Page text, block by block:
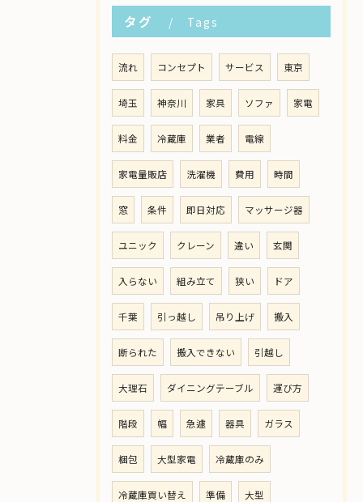
タグ Tags
流れ コンセプト サービス 東京
埼玉 神奈川 家具 ソファ 家電
料金 冷蔵庫 業者 電線
家電量販店 洗濯機 費用 時間
窓 条件 即日対応 マッサージ器
ユニック クレーン 違い 玄関
入らない 組み立て 狭い ドア
千葉 引っ越し 吊り上げ 搬入
断られた 搬入できない 引越し
大理石 ダイニングテーブル 運び方
階段 幅 急遽 器具 ガラス
梱包 大型家電 冷蔵庫のみ
冷蔵庫買い替え 準備 大型